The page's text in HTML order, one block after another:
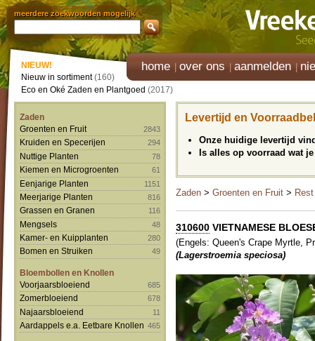
meerdere zoekwoorden mogelijk
home over ons aanmelden
NIEUW!
Nieuw in sortiment(160)
Eco en Oké Zaden en Plantgoed (2017)
Zaden
Groenten en Fruit
2843
Kruiden en Specerijen 294
Nuttige Planten 78
Kiemen en Microgroenten 61
Eenjarige Planten 1151
Meerjarige Planten 816
Grassen en Granen 116
Mengsels 48
Kamer- en Kuipplanten 280
Bomen en Struiken 49
Bloembollen en Knollen
Voorjaarsbloeiend
685
Zomerbloeiend 678
Najaarsbloeiend 11
Aardappels e.a. Eetbare Knollen 465
Levertijd en
Onze huidige levertijd
Is alles op voorraad wat
Zaden > Groenten en Fruit >
310600 VIETNAMESE
(Engels: Queen's Crape Myrtle,
(Lagerstroemia speciosa)